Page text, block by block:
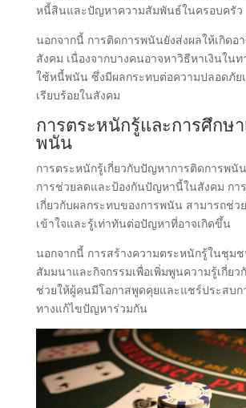
หนี้สินและปัญหาความสัมพันธ์ในครอบครัว
นอกจากนี้ การติดการพนันยังส่งผลให้เกิดอ
สังคม เนื่องจากบางคนอาจหาวิธีหาเงินใน
ใช้หนี้พนัน ซึ่งมีผลกระทบต่อความปลอดภัย
เรียบร้อยในสังคม
การตระหนักรู้และการศึกษา
พนัน
การตระหนักรู้เกี่ยวกับปัญหาการติดการพนั
การช่วยลดและป้องกันปัญหานี้ในสังคม กา
เกี่ยวกับผลกระทบของการพนัน สามารถช่ว
เข้าใจและรู้เท่าทันต่อปัญหาที่อาจเกิดขึ้น
นอกจากนี้ การสร้างความตระหนักรู้ในชุม
สัมมนาและกิจกรรมเพื่อเพิ่มพูนความรู้เกี่ยว
ช่วยให้ผู้คนมีโอกาสพูดคุยและแชร์ประสบ
ทางแก้ไขปัญหาร่วมกัน